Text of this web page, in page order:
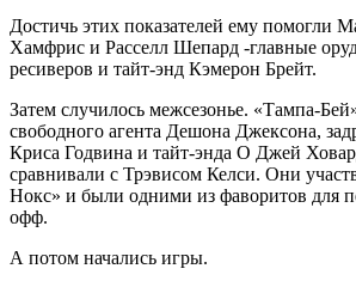
Достичь этих показателей ему помогли
Хамфрис и Расселл Шепард -главные
ресиверов и тайт-энд Кэмерон Брейт.
Затем случилось межсезонье. «Тампа-
свободного агента Дешона Джексона,
Криса Годвина и тайт-энда О Джей
сравнивали с Трэвисом Келси. Они
Нокс» и были одними из фаворитов для
офф.
А потом начались игры.